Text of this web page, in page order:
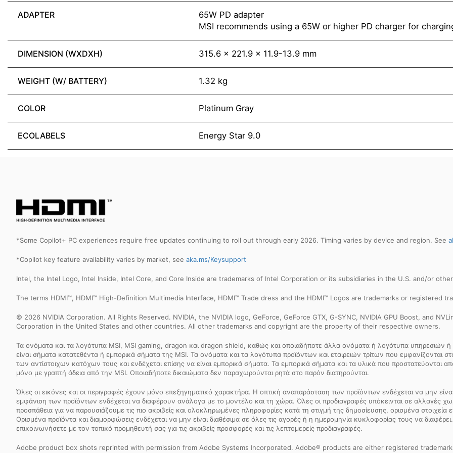
ADAPTER
65W PD adapter
MSI recommends using a 65W or higher PD charger for
DIMENSION (WXDXH) 315.6 x 221.9 x 11.9-13.9 mm
WEIGHT (W/ BATTERY) 1.32 kg
COLOR Platinum Gray
ECOLABELS Energy Star 9.0
*Some Copilot+ PC experiences require free updates continuing to roll out through early 2026. Timing varies by device and region. See
*Copilot key feature availability varies by market, see aka.ms/Keysupport
Intel, the Intel Logo, Intel Inside, Intel Core, and Core Inside are trademarks of Intel Corporation or its subsidiaries in the U.S. and/or
The terms HDMI™, HDMI™ High-Definition Multimedia Interface, HDMI™ Trade dress and the HDMI™ Logos are trademarks or registered
© 2026 NVIDIA Corporation. All Rights Reserved. NVIDIA, the NVIDIA logo, GeForce, GeForce GTX, G-SYNC, NVIDIA GPU Boost, and
Corporation in the United States and other countries. All other trademarks and copyright are the property of their respective owners.
Τα ονόματα και τα λογότυπα MSI, MSI gaming, dragon και dragon shield, καθώς και οποιαδήποτε άλλα ονόματα ή λογότυπα υπηρεσιών ή
είναι σήματα κατατεθέντα ή εμπορικά σήματα της MSI. Τα ονόματα και τα λογότυπα προϊόντων και εταιρειών τρίτων που εμφανίζονται
των αντίστοιχων κατόχων τους και ενδέχεται επίσης να είναι εμπορικά σήματα. Τα εμπορικά σήματα και τα υλικά που προστατεύονται
μόνο με γραπτή άδεια από την MSI. Οποιαδήποτε δικαιώματα δεν παραχωρούνται ρητά στο παρόν διατηρούνται.
Όλες οι εικόνες και οι περιγραφές έχουν μόνο επεξηγηματικό χαρακτήρα. Η οπτική αναπαράσταση των προϊόντων ενδέχεται να μην
εμφάνιση των προϊόντων ενδέχεται να διαφέρουν ανάλογα με το μοντέλο και τη χώρα. Όλες οι προδιαγραφές υπόκεινται σε αλλαγές
προσπάθεια για να παρουσιάζουμε τις πιο ακριβείς και ολοκληρωμένες πληροφορίες κατά τη στιγμή της δημοσίευσης, ορισμένα
Ορισμένα προϊόντα και διαμορφώσεις ενδέχεται να μην είναι διαθέσιμα σε όλες τις αγορές ή η ημερομηνία κυκλοφορίας τους να
επικοινωνήσετε με τον τοπικό προμηθευτή σας για τις ακριβείς προσφορές και τις λεπτομερείς προδιαγραφές.
Adobe product box shots reprinted with permission from Adobe Systems Incorporated. Adobe® products are either registered